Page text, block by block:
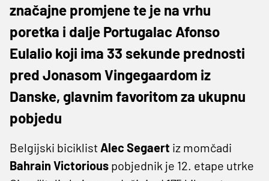
značajne promjene te je na vrhu
poretka i dalje Portugalac Afonso
Eulalio koji ima 33 sekunde prednosti
pred Jonasom Vingegaardom iz
Danske, glavnim favoritom za ukupnu
pobjedu
Belgijski biciklist Alec Segaert iz momčadi
Bahrain Victorious pobjednik je 12. etape utrke